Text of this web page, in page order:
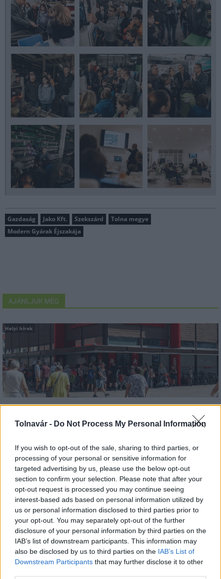
Tolnavár - Do Not Process My Personal Information
If you wish to opt-out of the sale, sharing to third parties, or
processing of your personal or sensitive information for
targeted advertising by us, please use the below opt-out
section to confirm your selection. Please note that after your
opt-out request is processed you may continue seeing
interest-based ads based on personal information utilized by
us or personal information disclosed to third parties prior to
your opt-out. You may separately opt-out of the further
disclosure of your personal information by third parties on the
IAB’s list of downstream participants. This information may
also be disclosed by us to third parties on the IAB’s List of
Downstream Participants that may further disclose it to other
Gazdaság Jako Kft. Szekszárd
Tolna megye
Modern Gyárak Éjszakája
AJÁNLJUK MÉG
Helyi hírek
Aktuális
Tizenkét járásban épít ki korszerű távközlési hálózatot